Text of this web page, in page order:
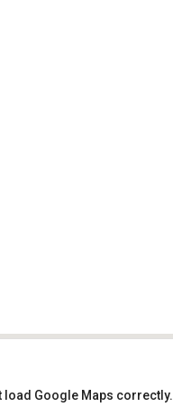
load Google Maps correctly.